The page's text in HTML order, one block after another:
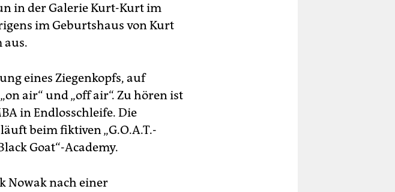
in der Galerie Kurt-Kurt im
im Geburtshaus von Kurt
aus.
eines Ziegenkopfs, auf
air“ und „off air“. Zu hören ist
in Endlosschleife. Die
beim fiktiven „G.O.A.T.-
Goat“-Academy.
Nowak nach einer